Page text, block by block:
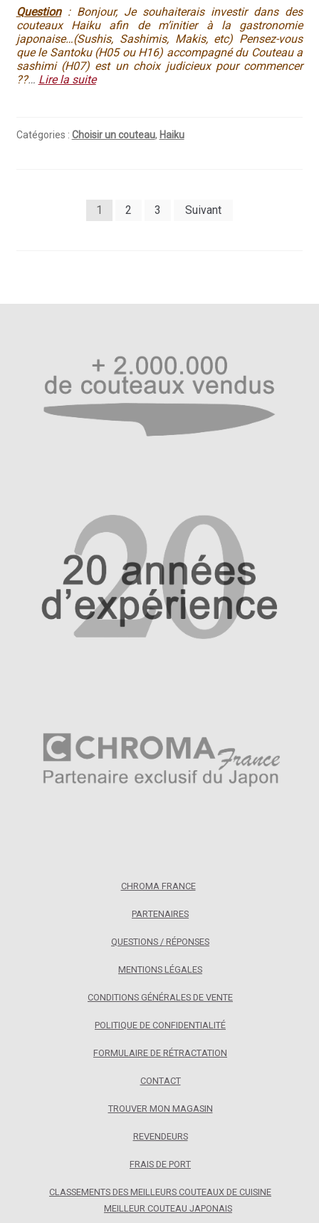
Question : Bonjour, Je souhaiterais investir dans des
couteaux Haiku afin de m’initier à la gastronomie
japonaise…(Sushis, Sashimis, Makis, etc) Pensez-vous
que le Santoku (H05 ou H16) accompagné du Couteau a
sashimi (H07) est un choix judicieux pour commencer
??… Lire la suite
Catégories : Choisir un couteau, Haiku
Pagination1 2 3 Suivant
CHROMA FRANCE
PARTENAIRES
QUESTIONS / RÉPONSES
MENTIONS LÉGALES
CONDITIONS GÉNÉRALES DE VENTE
POLITIQUE DE CONFIDENTIALITÉ
FORMULAIRE DE RÉTRACTATION
CONTACT
TROUVER MON MAGASIN
REVENDEURS
FRAIS DE PORT
CLASSEMENTS DES MEILLEURS COUTEAUX DE CUISINE
MEILLEUR COUTEAU JAPONAIS